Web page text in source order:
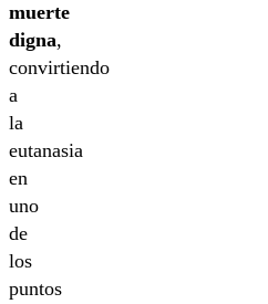
muerte
digna,
convirtiendo
a
la
eutanasia
en
uno
de
los
puntos